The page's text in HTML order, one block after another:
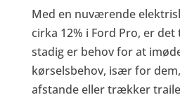
Med en nuværende
cirka 12% i Ford Pro, er
stadig er behov for at
kørselsbehov, især for
afstande eller trækker